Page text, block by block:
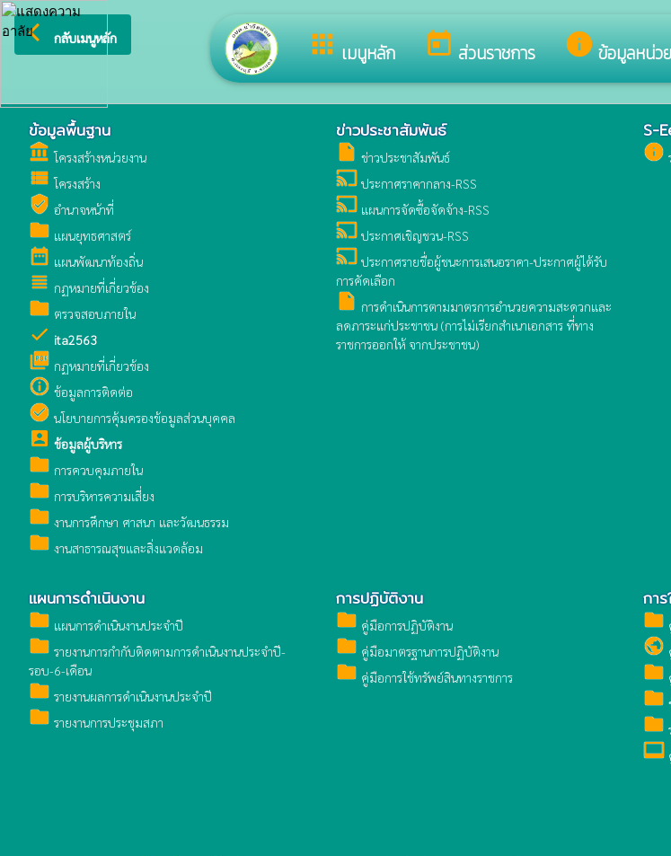
appsเมนูหลัก todayส่วนราชการ infoข้อมูลหน่ว
arrow_back_ios กลับเมนูหลัก ยินดีต้อนรับสู่เว็บไซต์ของ องค์การบริหารส่วนตำบลน้ำจืดน้อย
ข้อมูลพื้นฐาน
account_balance โครงสร้างหน่วยงาน
view_list โครงสร้าง
verified_user อำนาจหน้าที่
folder แผนยุทธศาสตร์
date_range แผนพัฒนาท้องถิ่น
view_headline กฏหมายที่เกี่ยวข้อง
folder ตรวจสอบภายใน
check ita2563
picture_as_pdf กฏหมายที่เกี่ยวข้อง
info_outline ข้อมูลการติดต่อ
check_circle นโยบายการคุ้มครองข้อมูลส่วนบุคคล
account_box ข้อมูลผู้บริหาร
folder การควบคุมภายใน
folder การบริหารความเสี่ยง
folder งานการศึกษา ศาสนา และวัฒนธรรม
folder งานสาธารณสุขและสิ่งแวดล้อม
ข่าวประชาสัมพันธ์
insert_drive_file ข่าวประชาสัมพันธ์
castประกาศราคากลาง-RSS
castแผนการจัดซื้อจัดจ้าง-RSS
castประกาศเชิญชวน-RSS
castประกาศรายชื่อผู้ชนะการเสนอราคา-ประกาศผู้ได้รับ
การคัดเลือก
insert_drive_file การดำเนินการตามมาตรการอำนวยความสะดวกและ
ลดภาระแก่ประชาชน (การไม่เรียกสำเนาเอกสาร ที่ทาง
ราชการออกให้ จากประชาชน)
S-
info
แผนการดำเนินงาน
folder แผนการดำเนินงานประจำปี
folder รายงานการกำกับติดตามการดำเนินงานประจำปี-
รอบ-6-เดือน
folder รายงานผลการดำเนินงานประจำปี
folder รายงานการประชุมสภา
การปฏิบัติงาน
folder คู่มือการปฏิบัติงาน
folder คู่มือมาตรฐานการปฏิบัติงาน
folder คู่มือการใช้ทรัพย์สินทางราชการ
กา
folder
public
folder
folder
folder
video_label